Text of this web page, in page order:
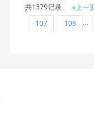
共1379记录
«上一
107
108 ...